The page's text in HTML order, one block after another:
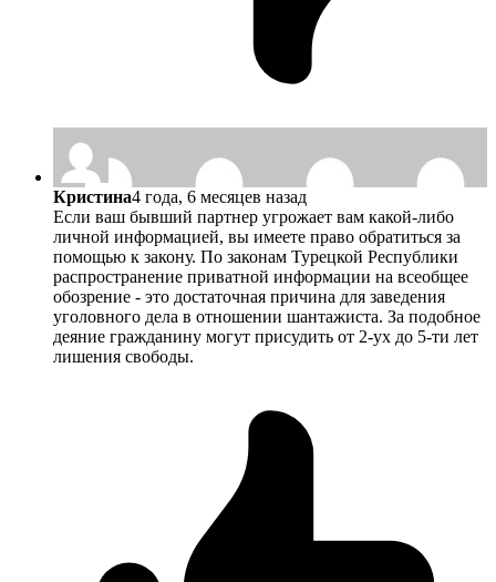
Кристина4 года, 6 месяцев назад
Если ваш бывший партнер угрожает вам какой-либо
личной информацией, вы имеете право обратиться за
помощью к закону. По законам Турецкой Республики
распространение приватной информации на всеобщее
обозрение - это достаточная причина для заведения
уголовного дела в отношении шантажиста. За подобное
деяние гражданину могут присудить от 2-ух до 5-ти лет
лишения свободы.